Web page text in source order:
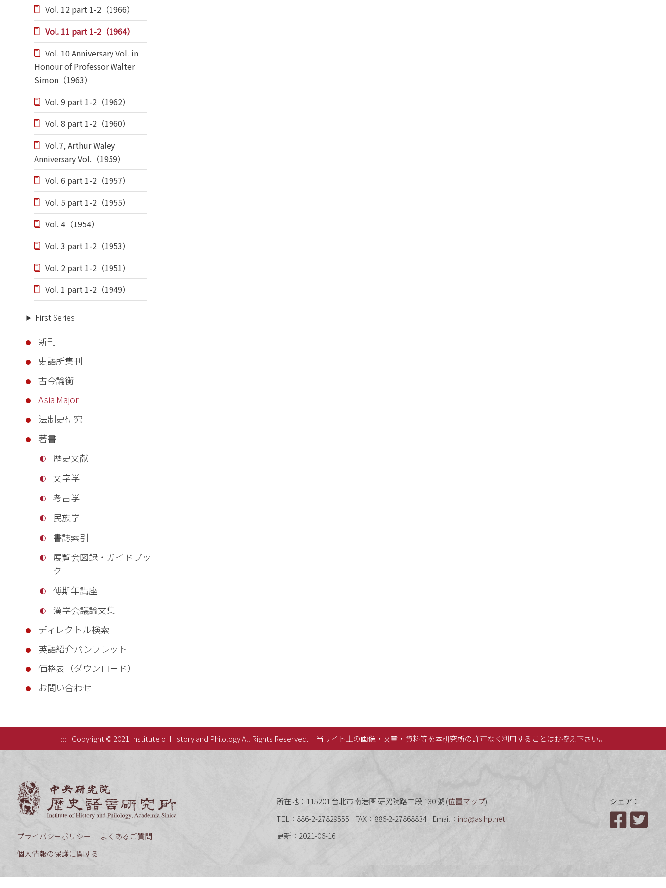
Vol. 12 part 1-2（1966）
Vol. 11 part 1-2（1964）
Vol. 10 Anniversary Vol. in
Honour of Professor Walter
Simon（1963）
Vol. 9 part 1-2（1962）
Vol. 8 part 1-2（1960）
Vol.7, Arthur Waley
Anniversary Vol.（1959）
Vol. 6 part 1-2（1957）
Vol. 5 part 1-2（1955）
Vol. 4（1954）
Vol. 3 part 1-2（1953）
Vol. 2 part 1-2（1951）
Vol. 1 part 1-2（1949）
First Series
新刊
史語所集刊
古今論衡
Asia Major
法制史研究
著書
歴史文献
文字学
考古学
民族学
書誌索引
展覧会図録・ガイドブッ
ク
傅斯年講座
漢学会議論文集
ディレクトル検索
英語紹介パンフレット
価格表（ダウンロード）
お問い合わせ
::: Copyright © 2021 Institute of History and Philology All Rights Reserved. 当サイト上の画像・文章・資料等を本研究所の許可なく利用することはお控え下さい。
プライバシーポリシー
よくあるご質問
個人情報の保護に関する
所在地：115201 台北市南港區 研究院路二段 130 號 (位置マップ)
TEL：886-2-27829555
FAX：886-2-27868834 Email： ihp@asihp.net
更新：2021-06-16
シェア：
Facebook